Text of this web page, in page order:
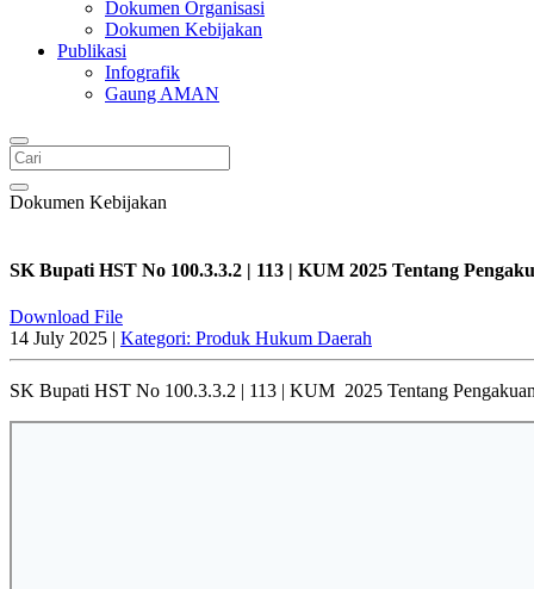
Dokumen Organisasi
Dokumen Kebijakan
Publikasi
Infografik
Gaung AMAN
Dokumen Kebijakan
SK Bupati HST No 100.3.3.2 | 113 | KUM 2025 Tentang
Download File
14 July 2025 | Kategori: Produk Hukum Daerah
SK Bupati HST No 100.3.3.2 | 113 | KUM 2025 Tentang